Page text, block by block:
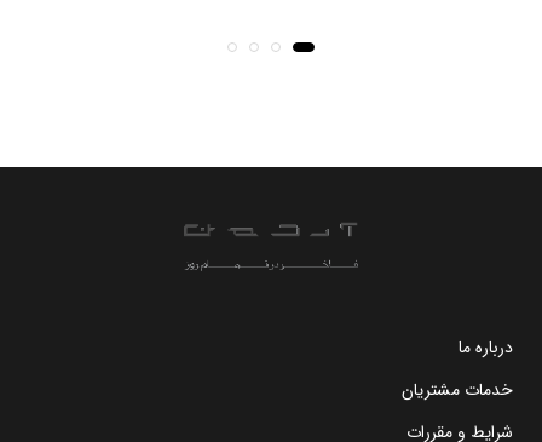
درباره ما
خدمات مشتریان
شرایط و مقررات